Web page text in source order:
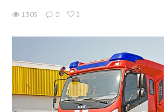
1305 0 2